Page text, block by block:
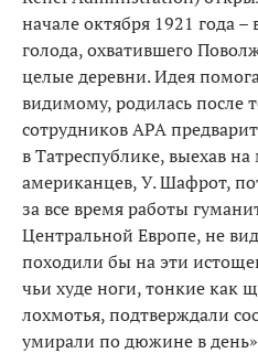
начале октября 1921 года
голода, охватившего
целые деревни. Идея
видимому, родилась после
сотрудников АРА
в Татреспублике, выехав
американцев, У. Шафрот,
за все время работы
Центральной Европе, не
походили бы на эти
чьи худе ноги, тонкие как
лохмотья, подтверждали
умирали по дюжине в